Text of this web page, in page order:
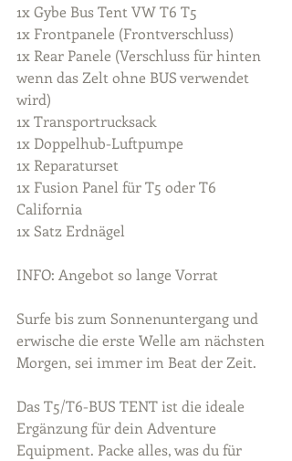
1x Gybe Bus Tent VW T6 T5
1x Frontpanele (Frontverschluss)
1x Rear Panele (Verschluss für hinten
wenn das Zelt ohne BUS verwendet
wird)
1x Transportrucksack
1x Doppelhub-Luftpumpe
1x Reparaturset
1x Fusion Panel für T5 oder T6
California
1x Satz Erdnägel
INFO: Angebot so lange Vorrat
Surfe bis zum Sonnenuntergang und
erwische die erste Welle am nächsten
Morgen, sei immer im Beat der Zeit.
Das T5/T6-BUS TENT ist die ideale
Ergänzung für dein Adventure
Equipment. Packe alles, was du für